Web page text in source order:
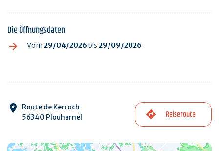
Die Öffnungsdaten
Vom 29/04/2026 bis 29/09/2026
Route de Kerroch
56340 Plouharnel
Reiseroute